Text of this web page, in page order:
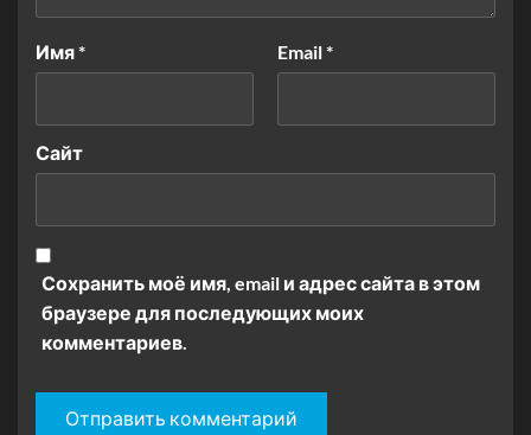
Имя* Email*
Сайт
Сохранить моё имя, email и адрес сайта в этом
браузере для последующих моих
комментариев.